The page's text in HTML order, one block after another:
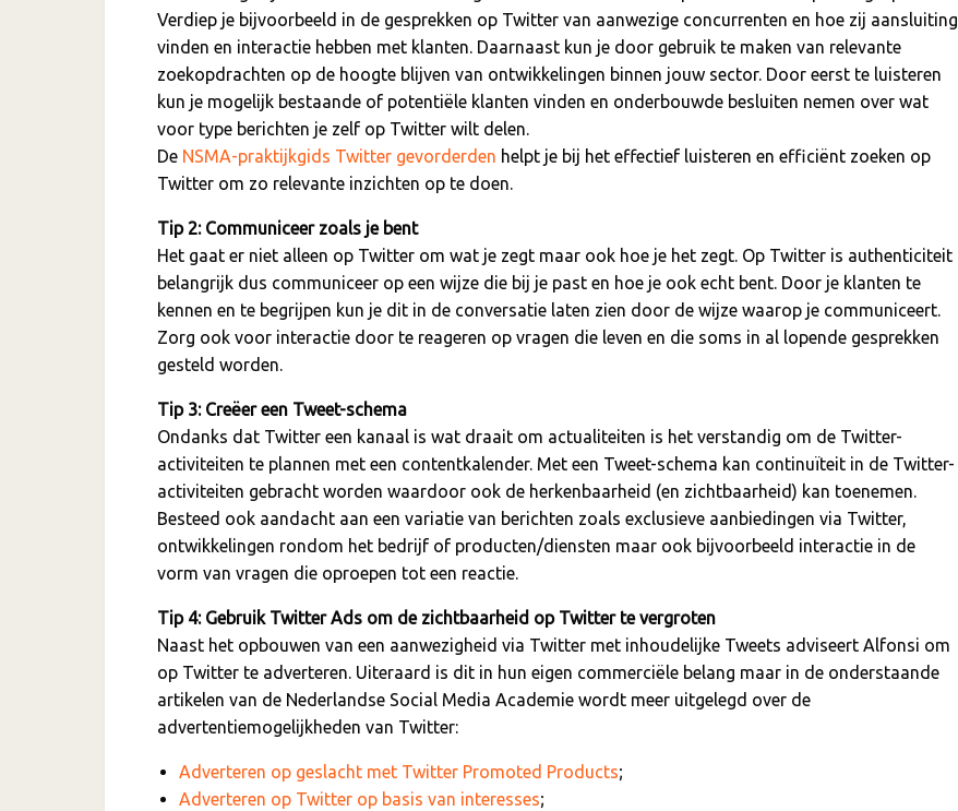
Verdiep je bijvoorbeeld in de gesprekken op Twitter van aanwezige concurrenten en hoe zij aansluiting
vinden en interactie hebben met klanten. Daarnaast kun je door gebruik te maken van relevante
zoekopdrachten op de hoogte blijven van ontwikkelingen binnen jouw sector. Door eerst te luisteren
kun je mogelijk bestaande of potentiële klanten vinden en onderbouwde besluiten nemen over wat
voor type berichten je zelf op Twitter wilt delen.
De NSMA-praktijkgids Twitter gevorderden helpt je bij het effectief luisteren en efficiënt zoeken op
Twitter om zo relevante inzichten op te doen.
Tip 2: Communiceer zoals je bent
Het gaat er niet alleen op Twitter om wat je zegt maar ook hoe je het zegt. Op Twitter is authenticiteit
belangrijk dus communiceer op een wijze die bij je past en hoe je ook echt bent. Door je klanten te
kennen en te begrijpen kun je dit in de conversatie laten zien door de wijze waarop je communiceert.
Zorg ook voor interactie door te reageren op vragen die leven en die soms in al lopende gesprekken
gesteld worden.
Tip 3: Creëer een Tweet-schema
Ondanks dat Twitter een kanaal is wat draait om actualiteiten is het verstandig om de Twitter-
activiteiten te plannen met een contentkalender. Met een Tweet-schema kan continuïteit in de Twitter-
activiteiten gebracht worden waardoor ook de herkenbaarheid (en zichtbaarheid) kan toenemen.
Besteed ook aandacht aan een variatie van berichten zoals exclusieve aanbiedingen via Twitter,
ontwikkelingen rondom het bedrijf of producten/diensten maar ook bijvoorbeeld interactie in de
vorm van vragen die oproepen tot een reactie.
Tip 4: Gebruik Twitter Ads om de zichtbaarheid op Twitter te vergroten
Naast het opbouwen van een aanwezigheid via Twitter met inhoudelijke Tweets adviseert Alfonsi om
op Twitter te adverteren. Uiteraard is dit in hun eigen commerciële belang maar in de onderstaande
artikelen van de Nederlandse Social Media Academie wordt meer uitgelegd over de
advertentiemogelijkheden van Twitter:
Adverteren op geslacht met Twitter Promoted Products;
Adverteren op Twitter op basis van interesses;